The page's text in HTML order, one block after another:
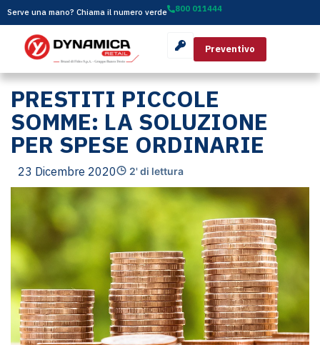
Serve una mano? Chiama il numero verde 800 011444
Preventivo
PRESTITI PICCOLE
SOMME: LA SOLUZIONE
PER SPESE ORDINARIE
23 Dicembre 2020 2' di lettura